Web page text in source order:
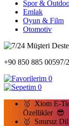
Spor &
Emlak
Oyun & Film
Otomotiv
+90 850 885 00597/
0
0
🥇 Xiom E-
Özellikler 😎
🥇 Sınırsız